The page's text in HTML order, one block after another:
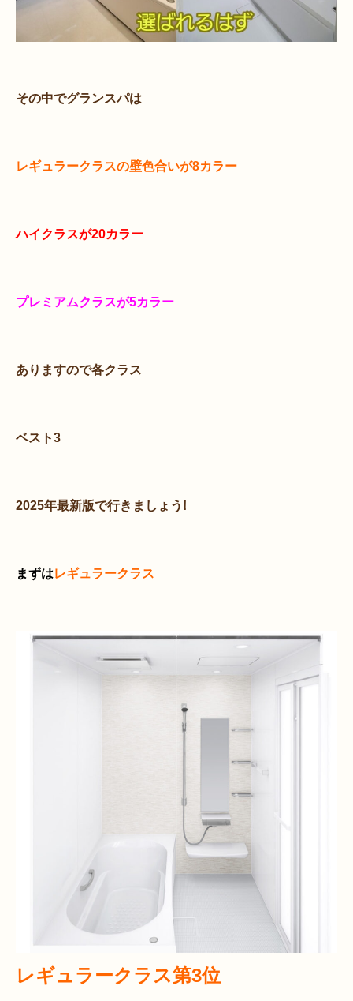
その中でグランスパは
レギュラークラスの壁色合いが8カラー
ハイクラスが20カラー
プレミアムクラスが5カラー
ありますので各クラス
ベスト3
2025年最新版で行きましょう!
まずはレギュラークラス
レギュラークラス第3位